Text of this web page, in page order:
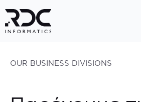
OUR BUSINESS DIVISIONS